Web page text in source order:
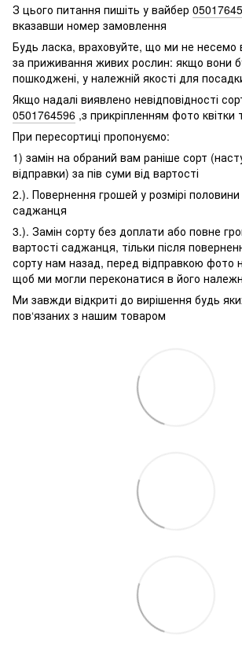
З цього питання пишіть у вайбер
вказавши номер замовлення
Будь ласка, враховуйте, що ми не несемо
за приживання живих рослин: якщо вони
пошкоджені, у належній якості для
Якщо надалі виявлено невідповідності
0501764596 ,з прикріпленням фото квітки
При пересортиці пропонуємо:
1) замін на обраний вам раніше сорт
відправки) за пів суми від вартості
2.). Повернення грошей у розмірі половини
саджанця
3.). Замін сорту без доплати або повне
вартості саджанця, тільки після
сорту нам назад, перед відправкою фото
щоб ми могли переконатися в його
Ми завжди відкриті до вирішення будь
пов‘язаних з нашим товаром